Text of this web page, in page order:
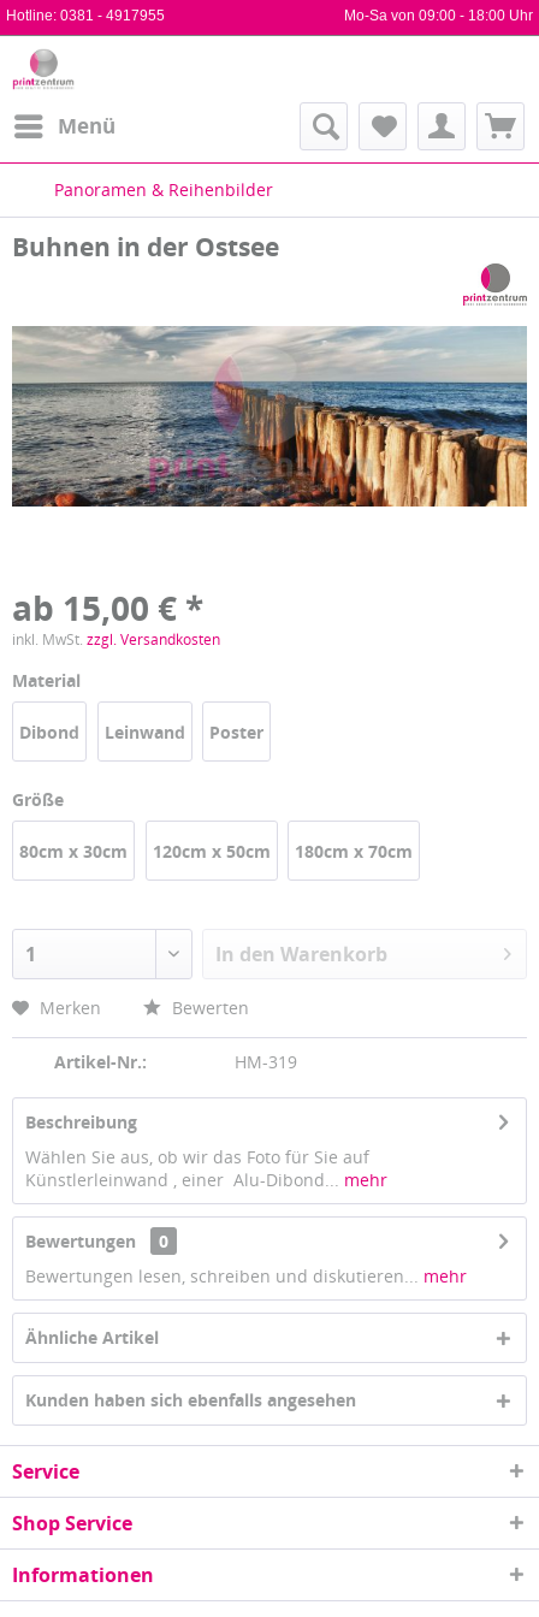
Hotline: 0381 - 4917955 Mo-Sa von 09:00 - 18:00 Uhr
Menü
Panoramen & Reihenbilder
Buhnen in der Ostsee
ab 15,00 € *
inkl. MwSt. zzgl. Versandkosten
Material
Dibond Leinwand Poster
Größe
80cm x 30cm 120cm x 50cm 180cm x 70cm
In den Warenkorb
Merken Bewerten
Artikel-Nr.: HM-319
Beschreibung
Wählen Sie aus, ob wir das Foto für Sie auf
Künstlerleinwand , einer Alu-Dibond... mehr
Bewertungen
0
Bewertungen lesen, schreiben und diskutieren... mehr
Ähnliche Artikel
Kunden haben sich ebenfalls angesehen
Service
Shop Service
Informationen